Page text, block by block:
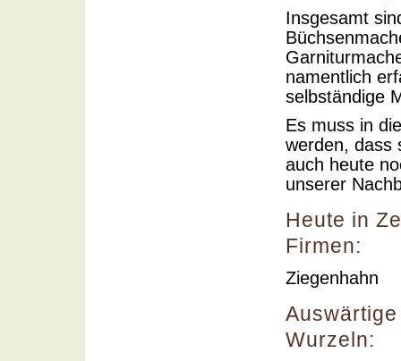
Insgesamt
namentlich
selbständige
Es muss in
werden, dass
auch heute
unserer
Heute in
Firmen:
Ziegenhahn
Wurzeln: